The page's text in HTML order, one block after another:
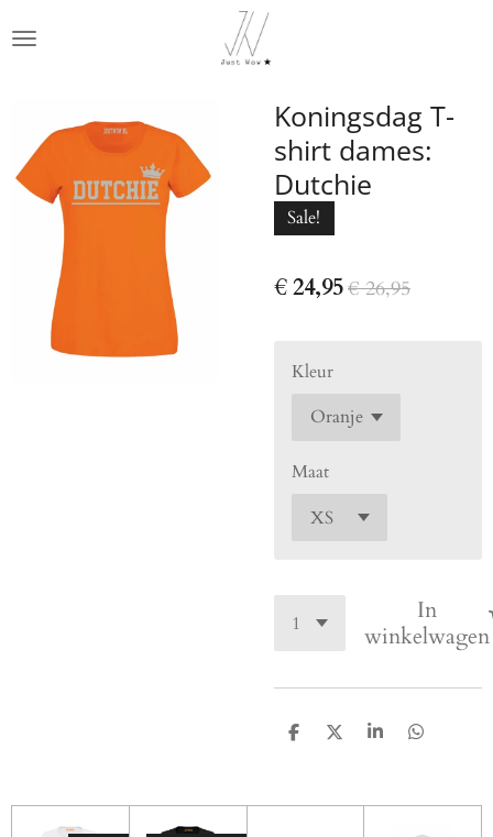
direct
hoofdinhoud
Koningsdag T-
shirt dames:
Dutchie
Sale!
€ 24,95€ 26,95
Kleur
Maat
In
winkelwagen
D
D
S
D